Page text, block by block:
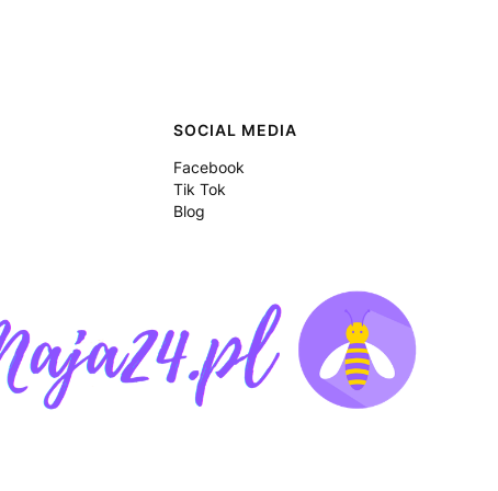
SOCIAL MEDIA
Facebook
Tik Tok
Blog